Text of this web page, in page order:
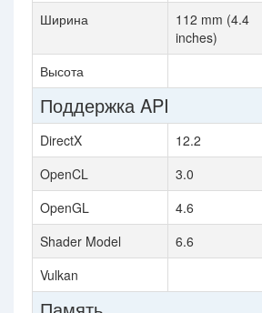
Ширина
112 mm (4.4
inches)
Высота
Поддержка API
DirectX 12.2
OpenCL
3.0
OpenGL
4.6
Shader Model
6.6
Vulkan